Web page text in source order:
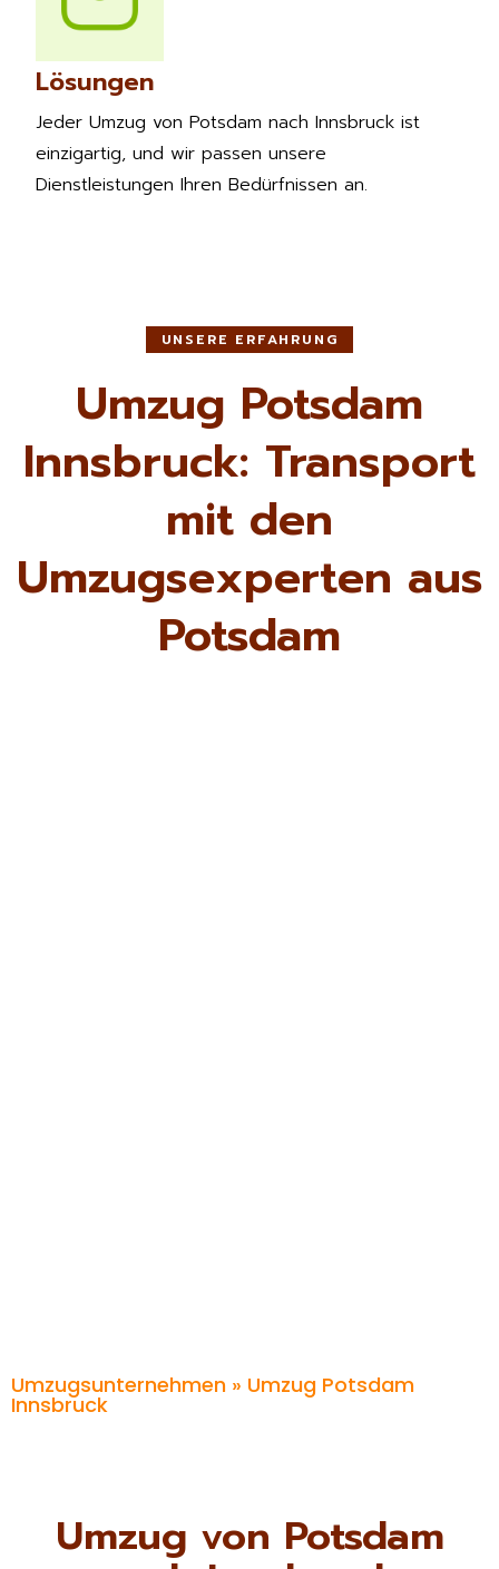
Lösungen
Jeder Umzug von Potsdam nach Innsbruck ist
einzigartig, und wir passen unsere
Dienstleistungen Ihren Bedürfnissen an.
UNSERE ERFAHRUNG
Umzug Potsdam
Innsbruck: Transport
mit den
Umzugsexperten aus
Potsdam
Umzugsunternehmen » Umzug Potsdam
Innsbruck
Umzug von Potsdam